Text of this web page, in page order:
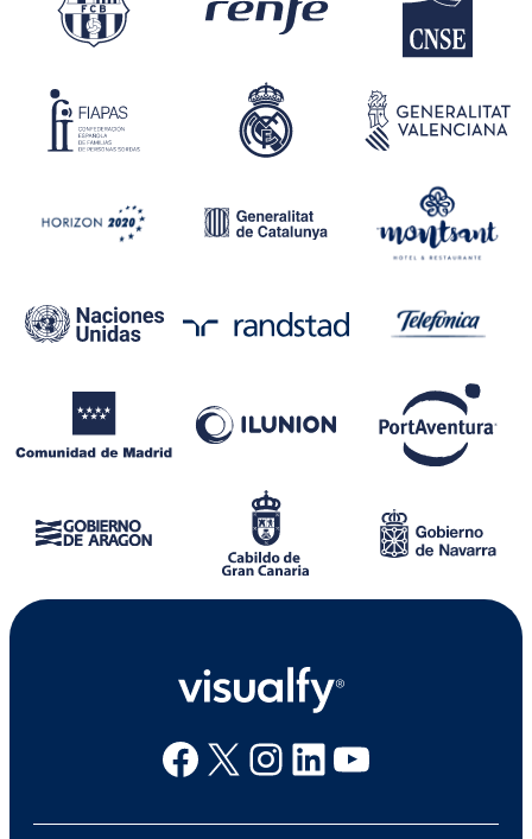
Facebook
X Instagram
Linkedin
Youtube